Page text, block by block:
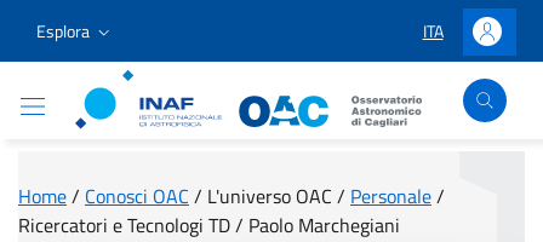
Vai ai contenuti
Vai al menu di navigazione
Vai al footer
Esplora LINGUA
ITA Accedi
Osservatorio Astronomico Cagliari
Home/ Conosci OAC / L'universo OAC / Personale/
Ricercatori e Tecnologi TD/ Paolo Marchegiani